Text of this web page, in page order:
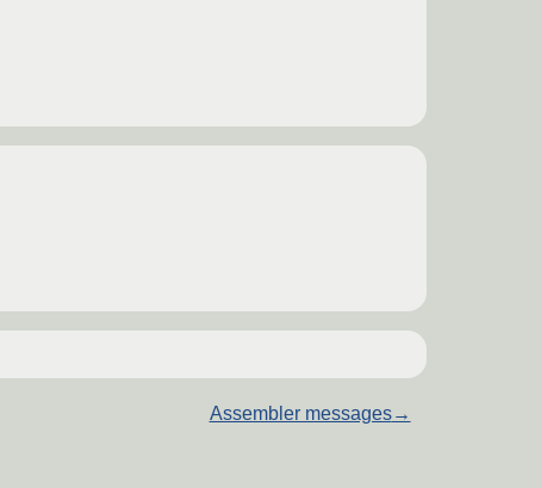
Assembler messages→